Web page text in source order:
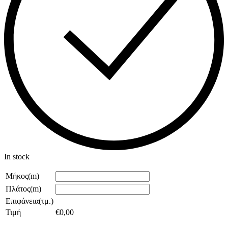
In stock
Μήκος(m)
Πλάτος(m)
Επιφάνεια(τμ.)
Τιμή
€0,00